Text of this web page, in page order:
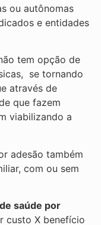
ou autônomas
e entidades
tem opção de
se tornando
através de
que fazem
viabilizando a
adesão também
com ou sem
saúde por
custo X benefício